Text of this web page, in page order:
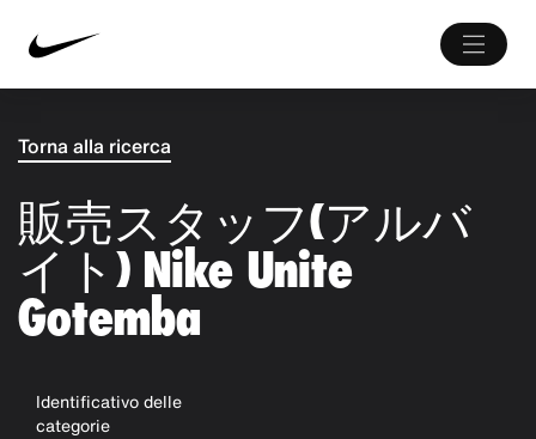
Torna alla ricerca
販売スタッフ(アルバ
イト) Nike Unite
Gotemba
Identificativo delle
categorie